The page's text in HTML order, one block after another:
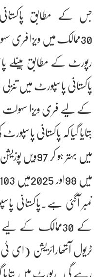
جس کے مطابق
30ممالک میں ویزا
پاکستانی پاسپورٹ میں
کے لیے فری ویزا
بتایا گیا کہ پاکستانی
میں بہتر ہو
نمبر آگئی ہے۔پاکستانی
کے 30ممالک کے
ٹریول آتھارائزیشن